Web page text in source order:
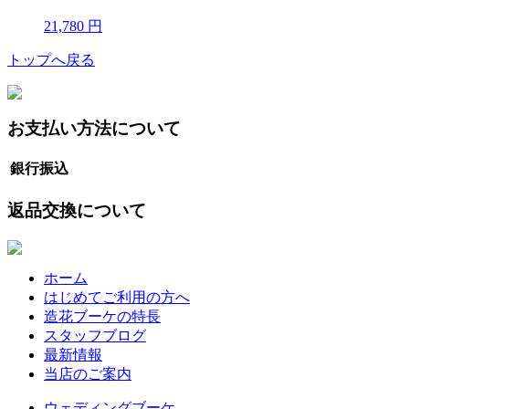
21,780 円
トップへ戻る
お支払い方法について
銀行振込
返品交換について
ホーム
はじめてご利用の方へ
造花ブーケの特長
スタッフブログ
最新情報
当店のご案内